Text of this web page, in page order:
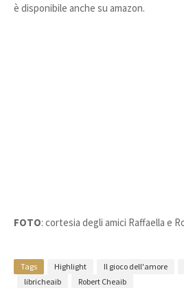
è disponibile anche su amazon.
FOTO: cortesia degli amici Raffaella e
Tags Highlight Il gioco dell'amore
libricheaib
Robert Cheaib